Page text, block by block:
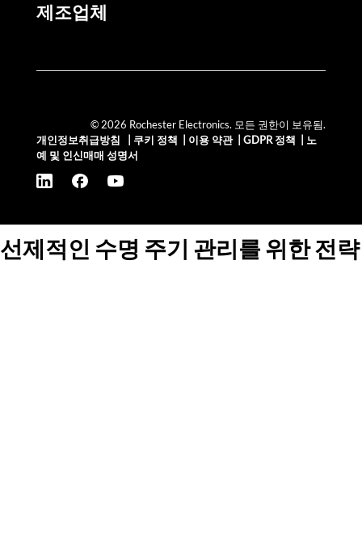
제조업체
© 2026 Rochester Electronics. 모든 권한이 보유됨.
개인정보취급방침
쿠키 정책 이용 약관| GDPR 정책
노
예 및 인신매매 성명서
선제적인 수명 주기 관리를 위한 전략